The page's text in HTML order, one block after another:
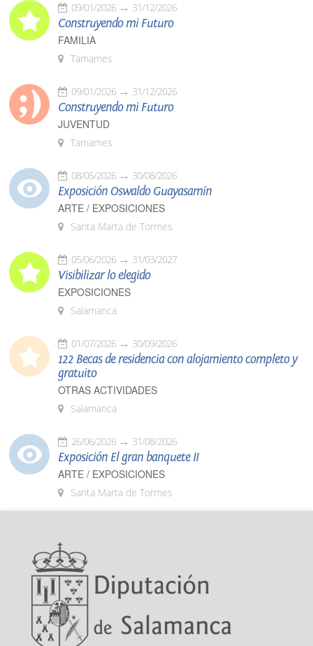
09/01/2026 31/12/2026
Construyendo mi Futuro
FAMILIA
Tamames
09/01/2026 31/12/2026
Construyendo mi Futuro
JUVENTUD
Tamames
08/05/2026 30/08/2026
Exposición Oswaldo Guayasamín
ARTE / EXPOSICIONES
Santa Marta de Tormes
05/06/2026 31/03/2027
Visibilizar lo elegido
EXPOSICIONES
Salamanca
01/07/2026 30/09/2026
122 Becas de residencia con alojamiento completo y
gratuito
OTRAS ACTIVIDADES
Salamanca
26/06/2026 31/08/2026
Exposición El gran banquete II
ARTE / EXPOSICIONES
Santa Marta de Tormes